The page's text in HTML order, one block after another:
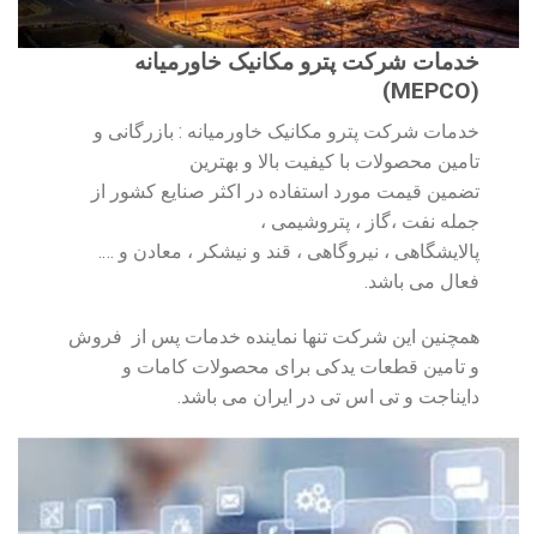
خدمات شرکت پترو مکانیک خاورمیانه
(MEPCO)
خدمات شرکت پترو مکانیک خاورمیانه : بازرگانی و
تامین محصولات با کیفیت بالا و بهترین
تضمین قیمت مورد استفاده در اکثر صنایع کشور از
جمله نفت ،گاز ، پتروشیمی ،
پالایشگاهی ، نیروگاهی ، قند و نیشکر ، معادن و ….
فعال می باشد.
همچنین این شرکت تنها نماینده خدمات پس از فروش
و تامین قطعات یدکی برای محصولات کامات و
دایناجت و تی اس تی در ایران می باشد.